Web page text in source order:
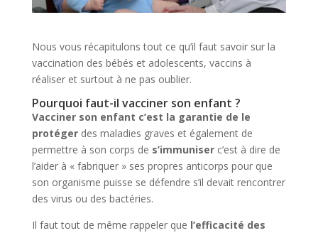
Nous vous récapitulons tout ce qu’il faut savoir sur la
vaccination des bébés et adolescents, vaccins à
réaliser et surtout à ne pas oublier.
Pourquoi faut-il vacciner son enfant ?
Vacciner son enfant c’est la garantie de le
protégerdes maladies graves et également de
permettre à son corps de s’immuniserc’est à dire de
l’aider à « fabriquer » ses propres anticorps pour que
son organisme puisse se défendre s’il devait rencontrer
des virus ou des bactéries.
Il faut tout de même rappeler que l’efficacité des